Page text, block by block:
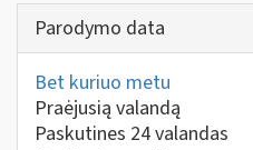
Parodymo data
Bet kuriuo metu
Praėjusią valandą
Paskutines 24 valandas